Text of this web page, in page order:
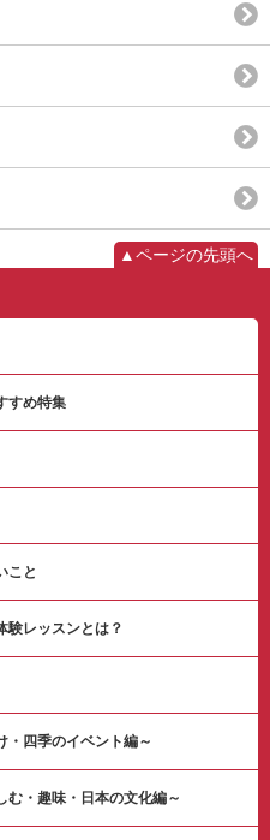
▲ページの先頭へ
すめ特集
こと
験レッスンとは？
・四季のイベント編～
む・趣味・日本の文化編～